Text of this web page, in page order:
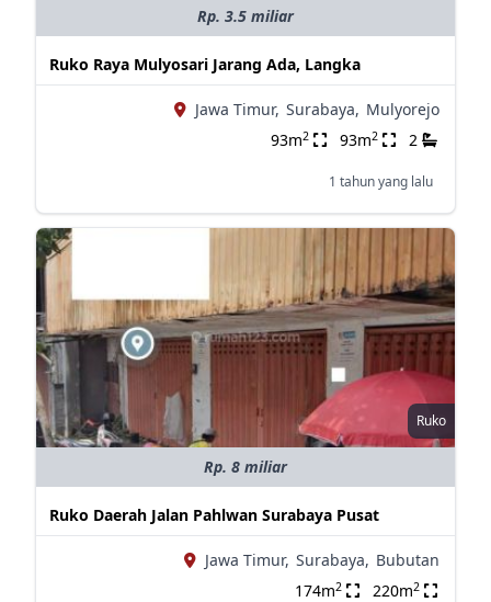
Rp. 3.5 miliar
Ruko Raya Mulyosari Jarang Ada, Langka
Jawa Timur, Surabaya, Mulyorejo
93m2 93m2 2
1 tahun yang lalu
Ruko
Rp. 8 miliar
Ruko Daerah Jalan Pahlwan Surabaya Pusat
Jawa Timur, Surabaya, Bubutan
174m2 220m2